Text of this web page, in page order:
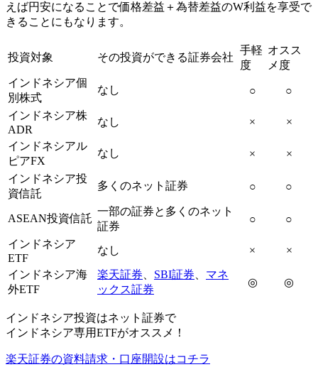
えば円安になることで価格差益＋為替差益のW利益を享受で
きることにもなります。
投資対象 その投資ができる証券会社
手軽
度
オスス
メ度
インドネシア個
別株式
なし ○ ○
インドネシア株
ADR
なし ×
×
インドネシアル
ピアFX
なし × ×
インドネシア投
資信託
多くのネット証券 ○ ○
ASEAN投資信託
一部の証券と多くのネット
証券
○ ○
インドネシア
ETF
なし ×
×
インドネシア海
外ETF
楽天証券、 SBI証券、 マネ
ックス証券
◎ ◎
インドネシア投資はネット証券で
インドネシア専用ETFがオススメ！
楽天証券の資料請求・口座開設はコチラ